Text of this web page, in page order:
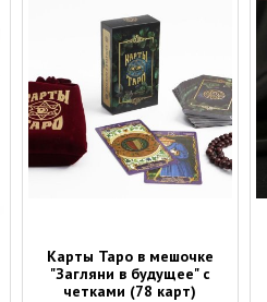
Карты Таро в мешочке
"Загляни в будущее" с
четками (78 карт)